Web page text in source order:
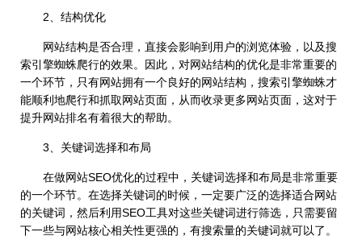
2、结构优化
网站结构是否合理，直接会影响到用户的浏览体验，以及搜
索引擎蜘蛛爬行的效果。因此，对网站结构的优化是非常重要的
一个环节，只有网站拥有一个良好的网站结构，搜索引擎蜘蛛才
能顺利地爬行和抓取网站页面，从而收录更多网站页面，这对于
提升网站排名有着很大的帮助。
3、关键词选择和布局
在做网站SEO优化的过程中，关键词选择和布局是非常重要
的一个环节。在选择关键词的时候，一定要广泛的选择适合网站
的关键词，然后利用SEO工具对这些关键词进行筛选，只需要留
下一些与网站核心相关性更强的，有搜索量的关键词就可以了。